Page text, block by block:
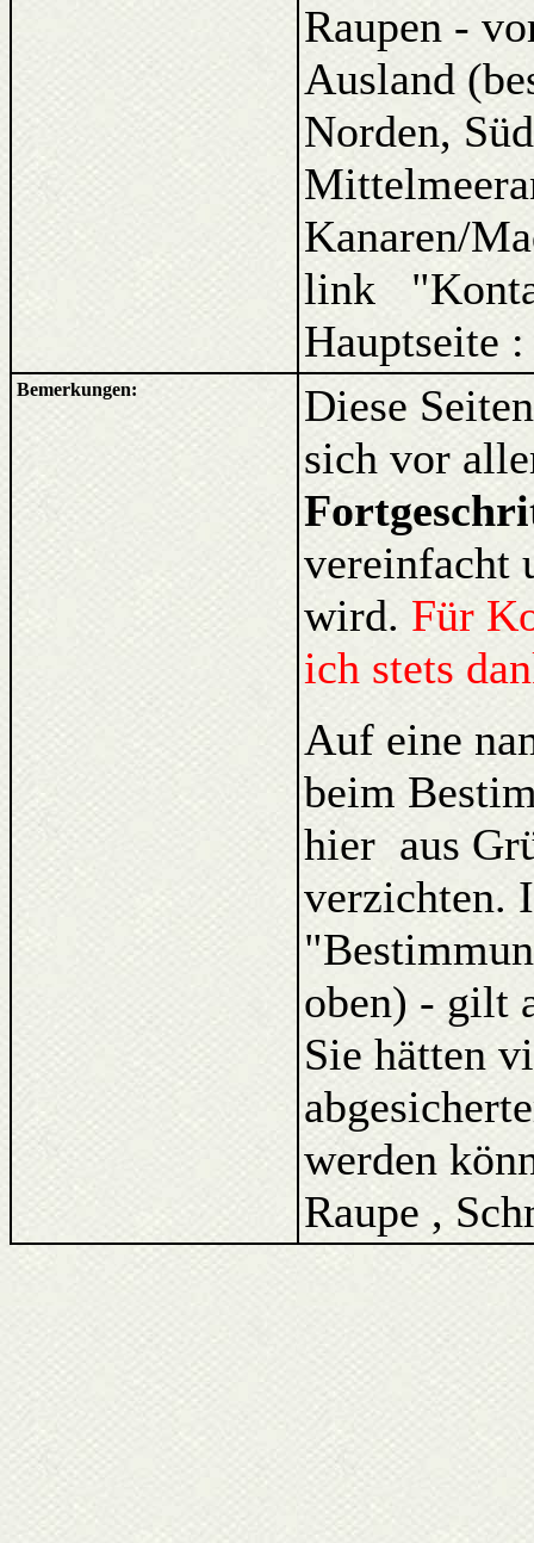
Raupen -
Ausland
Norden,
Kanaren/
link
Hauptseite
Bemerkungen:
Diese
sich vor
vereinfacht
wird. Für
ich stets
Auf eine
beim
hier aus
verzichten.
oben) - gilt
Sie hätten
werden
Raupe ,